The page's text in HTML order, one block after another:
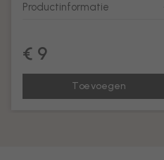
Productinformatie
€ 9
Toevoegen